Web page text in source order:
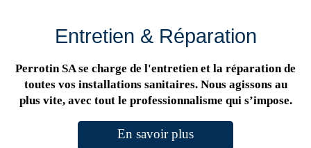
Entretien & Réparation
Perrotin SA se charge de l'entretien et la réparation de
toutes vos installations sanitaires. Nous agissons au
plus vite, avec tout le professionnalisme qui s’impose.
En savoir plus